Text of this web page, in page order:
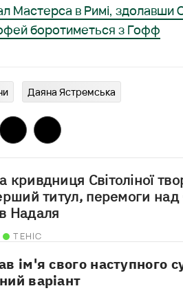
Мастерса в Римі, здолавши
боротиметься з Гофф
Даяна Ястремська
кривдниця Світоліної
титул, перемоги над
Надаля
ТЕНІС
ім'я свого наступного
варіант